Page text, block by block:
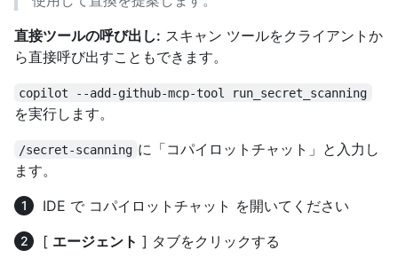
直接ツールの呼び出し: スキャン ツールをクライアントか
ら直接呼び出すこともできます。
copilot --add-github-mcp-tool run_secret_scanning
を実行します。
/secret-scanning に「コパイロットチャット」と入力し
ます。
IDE で コパイロットチャット を開いてください
[ エージェント ] タブをクリックする